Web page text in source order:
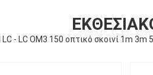
LC - LC OM3 150 οπτικό σκοινί 1m